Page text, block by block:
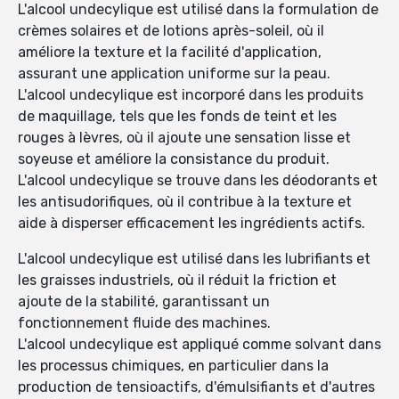
L'alcool undecylique est utilisé dans la formulation de
crèmes solaires et de lotions après-soleil, où il
améliore la texture et la facilité d'application,
assurant une application uniforme sur la peau.
L'alcool undecylique est incorporé dans les produits
de maquillage, tels que les fonds de teint et les
rouges à lèvres, où il ajoute une sensation lisse et
soyeuse et améliore la consistance du produit.
L'alcool undecylique se trouve dans les déodorants et
les antisudorifiques, où il contribue à la texture et
aide à disperser efficacement les ingrédients actifs.
L'alcool undecylique est utilisé dans les lubrifiants et
les graisses industriels, où il réduit la friction et
ajoute de la stabilité, garantissant un
fonctionnement fluide des machines.
L'alcool undecylique est appliqué comme solvant dans
les processus chimiques, en particulier dans la
production de tensioactifs, d'émulsifiants et d'autres